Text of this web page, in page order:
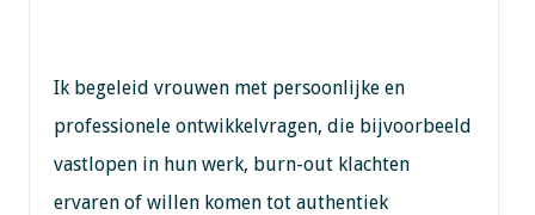
Ik begeleid vrouwen met persoonlijke en
professionele ontwikkelvragen, die bijvoorbeeld
vastlopen in hun werk, burn-out klachten
ervaren of willen komen tot authentiek